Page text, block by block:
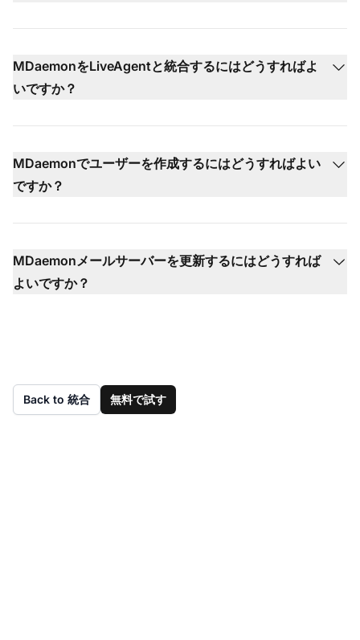
MDaemonをLiveAgentと統合するにはどうすればよ
いですか？
MDaemonでユーザーを作成するにはどうすればよい
ですか？
MDaemonメールサーバーを更新するにはどうすれば
よいですか？
Back to 統合 無料で試す